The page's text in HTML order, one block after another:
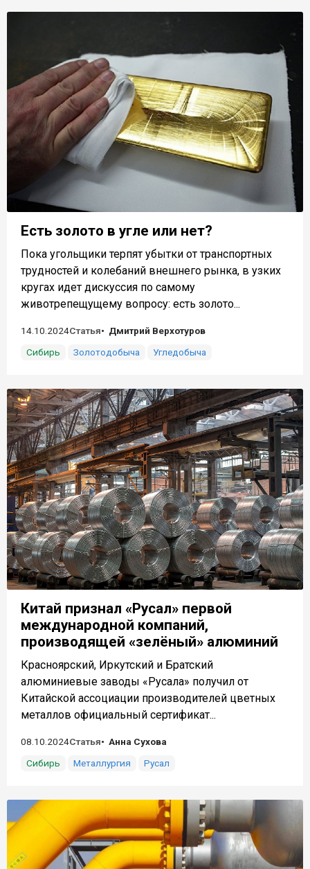
Есть золото в угле или нет?
Пока угольщики терпят убытки от транспортных
трудностей и колебаний внешнего рынка, в узких
кругах идет дискуссия по самому
животрепещущему вопросу: есть золото...
14.10.2024Статья
Дмитрий Верхотуров
Сибирь
Золотодобыча Угледобыча
Китай признал «Русал» первой
международной компаний,
производящей «зелёный» алюминий
Красноярский, Иркутский и Братский
алюминиевые заводы «Русала» получил от
Китайской ассоциации производителей цветных
металлов официальный сертификат...
08.10.2024Статья
Анна Сухова
Сибирь
Металлургия Русал